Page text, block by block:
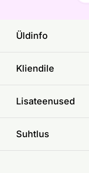
Üldinfo
Kliendile
Lisateenused
Suhtlus